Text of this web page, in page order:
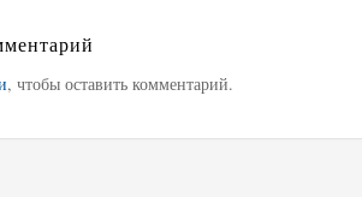
, чтобы оставить комментарий.